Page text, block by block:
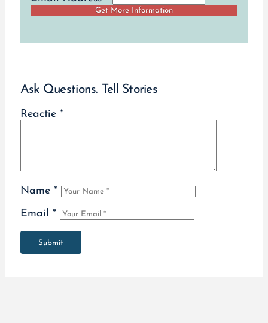
Ask Questions. Tell Stories
Reactie *
Name *
Email *
Submit